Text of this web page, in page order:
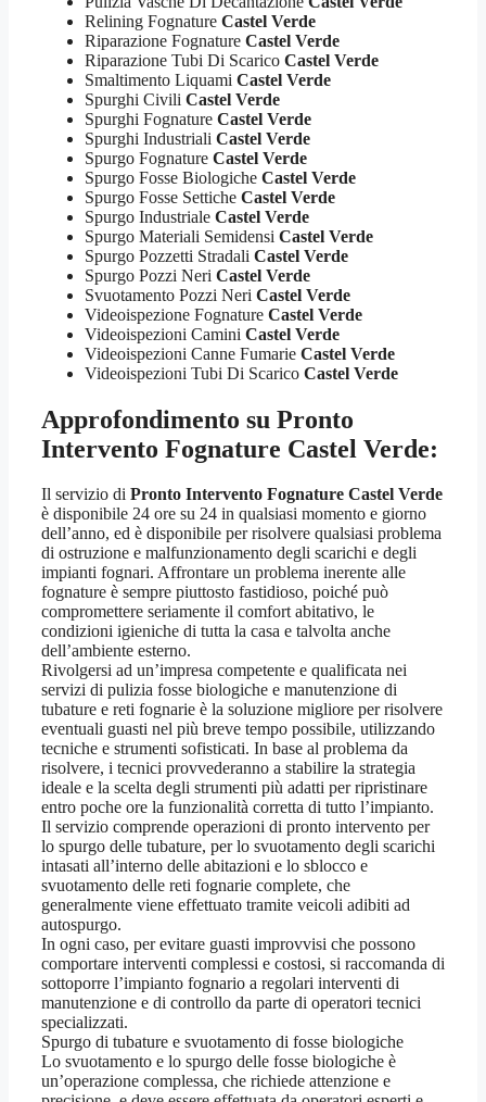
Relining Fognature Castel Verde
Riparazione Fognature Castel Verde
Riparazione Tubi Di Scarico Castel Verde
Smaltimento Liquami Castel Verde
Spurghi Civili Castel Verde
Spurghi Fognature Castel Verde
Spurghi Industriali Castel Verde
Spurgo Fognature Castel Verde
Spurgo Fosse Biologiche Castel Verde
Spurgo Fosse Settiche Castel Verde
Spurgo Industriale Castel Verde
Spurgo Materiali Semidensi Castel Verde
Spurgo Pozzetti Stradali Castel Verde
Spurgo Pozzi Neri Castel Verde
Svuotamento Pozzi Neri Castel Verde
Videoispezione Fognature Castel Verde
Videoispezioni Camini Castel Verde
Videoispezioni Canne Fumarie Castel Verde
Videoispezioni Tubi Di Scarico Castel Verde
Approfondimento su Pronto
Intervento Fognature Castel Verde:
Il servizio di Pronto Intervento Fognature Castel Verde
è disponibile 24 ore su 24 in qualsiasi momento e giorno
dell’anno, ed è disponibile per risolvere qualsiasi problema
di ostruzione e malfunzionamento degli scarichi e degli
impianti fognari. Affrontare un problema inerente alle
fognature è sempre piuttosto fastidioso, poiché può
compromettere seriamente il comfort abitativo, le
condizioni igieniche di tutta la casa e talvolta anche
dell’ambiente esterno.
Rivolgersi ad un’impresa competente e qualificata nei
servizi di pulizia fosse biologiche e manutenzione di
tubature e reti fognarie è la soluzione migliore per risolvere
eventuali guasti nel più breve tempo possibile, utilizzando
tecniche e strumenti sofisticati. In base al problema da
risolvere, i tecnici provvederanno a stabilire la strategia
ideale e la scelta degli strumenti più adatti per ripristinare
entro poche ore la funzionalità corretta di tutto l’impianto.
Il servizio comprende operazioni di pronto intervento per
lo spurgo delle tubature, per lo svuotamento degli scarichi
intasati all’interno delle abitazioni e lo sblocco e
svuotamento delle reti fognarie complete, che
generalmente viene effettuato tramite veicoli adibiti ad
autospurgo.
In ogni caso, per evitare guasti improvvisi che possono
comportare interventi complessi e costosi, si raccomanda di
sottoporre l’impianto fognario a regolari interventi di
manutenzione e di controllo da parte di operatori tecnici
specializzati.
Spurgo di tubature e svuotamento di fosse biologiche
Lo svuotamento e lo spurgo delle fosse biologiche è
un’operazione complessa, che richiede attenzione e